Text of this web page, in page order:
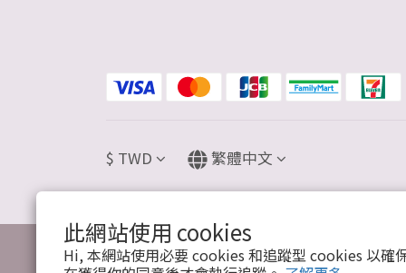
此網站使用 cookies
Hi, 本網站使用必要 cookies 和追蹤型 cookies 以確
$ TWD 繁體中文